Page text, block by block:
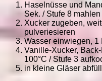
Haselnüsse und
Sek. / Stufe 8 mahlen
Xucker zugeben,
pulveriesieren
Wasser einwiegen, 1
Vanille-Xucker,
100°C / Stufe 3
in kleine Gläser